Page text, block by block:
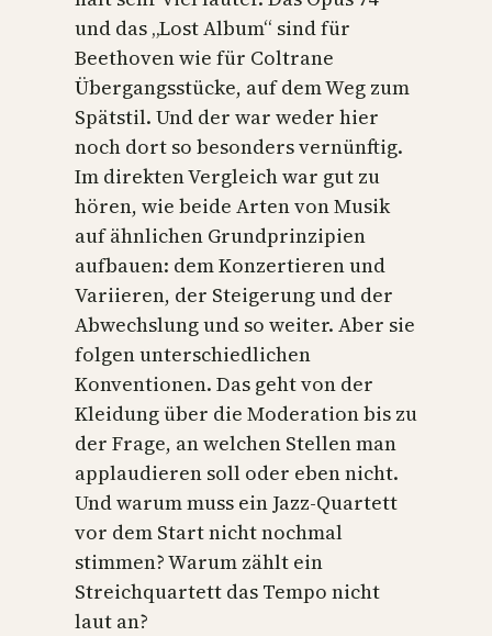
und das „Lost Album“ sind für
Beethoven wie für Coltrane
Übergangsstücke, auf dem Weg zum
Spätstil. Und der war weder hier
noch dort so besonders vernünftig.
Im direkten Vergleich war gut zu
hören, wie beide Arten von Musik
auf ähnlichen Grundprinzipien
aufbauen: dem Konzertieren und
Variieren, der Steigerung und der
Abwechslung und so weiter. Aber sie
folgen unterschiedlichen
Konventionen. Das geht von der
Kleidung über die Moderation bis zu
der Frage, an welchen Stellen man
applaudieren soll oder eben nicht.
Und warum muss ein Jazz-Quartett
vor dem Start nicht nochmal
stimmen? Warum zählt ein
Streichquartett das Tempo nicht
laut an?